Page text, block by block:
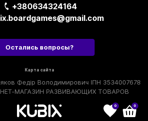
+380634324164
Остались вопросы?
Карта сайта
Федір Володимирович ІПН 3534007678
МАГАЗИН РАЗВИВАЮЩИХ ТОВАРОВ
0 0